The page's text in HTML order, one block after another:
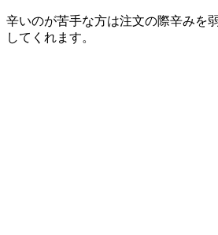
辛いのが苦手な方は注文の際辛みを
してくれます。